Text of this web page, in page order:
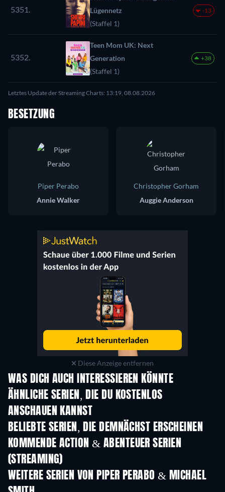
5351.
Lügennetz
(Staffel 1)
-13
5352.
Teen Mom UK: Next
Generation
(Staffel 1)
+38
Letztes Update der Streaming Charts: 13:19, 08.08.2026
BESETZUNG
Piper Perabo
Annie Walker
Christopher Gorham
Auggie Anderson
Diese Anzeige entfernen
WAS DICH AUCH INTERESSIEREN KÖNNTE
Serie Serie
ÄHNLICHE SERIEN, DIE DU KOSTENLOS
ANSCHAUEN KANNST
BELIEBTE SERIEN, DIE DEMNÄCHST ERSCHEINEN
Serie Serie
KOMMENDE ACTION & ABENTEUER SERIEN
(STREAMING)Staffel 2
WEITERE SERIEN VON PIPER PERABO & MICHAEL